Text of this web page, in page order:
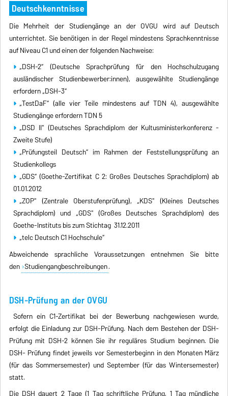
Deutschkenntnisse
Die Mehrheit der Studiengänge an der OVGU wird auf Deutsch
unterrichtet. Sie benötigen in der Regel mindestens Sprachkenntnisse
auf Niveau C1 und einen der folgenden Nachweise:
„DSH-2“ (Deutsche Sprachprüfung für den Hochschulzugang
ausländischer Studienbewerber:innen), ausgewählte Studiengänge
erfordern „DSH-3“
„TestDaF“ (alle vier Teile mindestens auf TDN 4), ausgewählte
Studiengänge erfordern TDN 5
„DSD II" (Deutsches Sprachdiplom der Kultusministerkonferenz -
Zweite Stufe)
„Prüfungsteil Deutsch“ im Rahmen der Feststellungsprüfung an
Studienkollegs
„GDS“ (Goethe-Zertifikat C 2: Großes Deutsches Sprachdiplom) ab
01.01.2012
„ZOP" (Zentrale Oberstufenprüfung), „KDS" (Kleines Deutsches
Sprachdiplom) und „GDS" (Großes Deutsches Sprachdiplom) des
Goethe-Instituts bis zum Stichtag 31.12.2011
„telc Deutsch C1 Hochschule“
Abweichende sprachliche Voraussetzungen entnehmen Sie bitte
den Studiengangbeschreibungen.
DSH-Prüfung an der OVGU
Sofern ein C1-Zertifikat bei der Bewerbung nachgewiesen wurde,
erfolgt die Einladung zur DSH-Prüfung. Nach dem Bestehen der DSH-
Prüfung mit DSH-2 können Sie ihr reguläres Studium beginnen. Die
DSH- Prüfung findet jeweils vor Semesterbeginn in den Monaten März
(für das Sommersemester) und September (für das Wintersemester)
statt.
Die DSH dauert 2 Tage (1 Tag schriftliche Prüfung, 1 Tag mündliche